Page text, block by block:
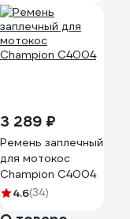
3 289 ₽
Ремень заплечный
для мотокос
Champion C4004
4.6(34)